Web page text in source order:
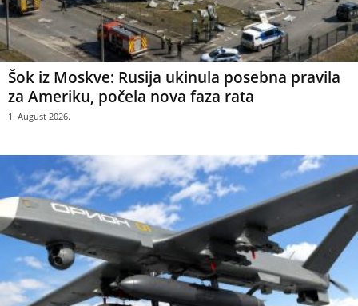
Šok iz Moskve: Rusija ukinula posebna pravila
za Ameriku, počela nova faza rata
1. August 2026.